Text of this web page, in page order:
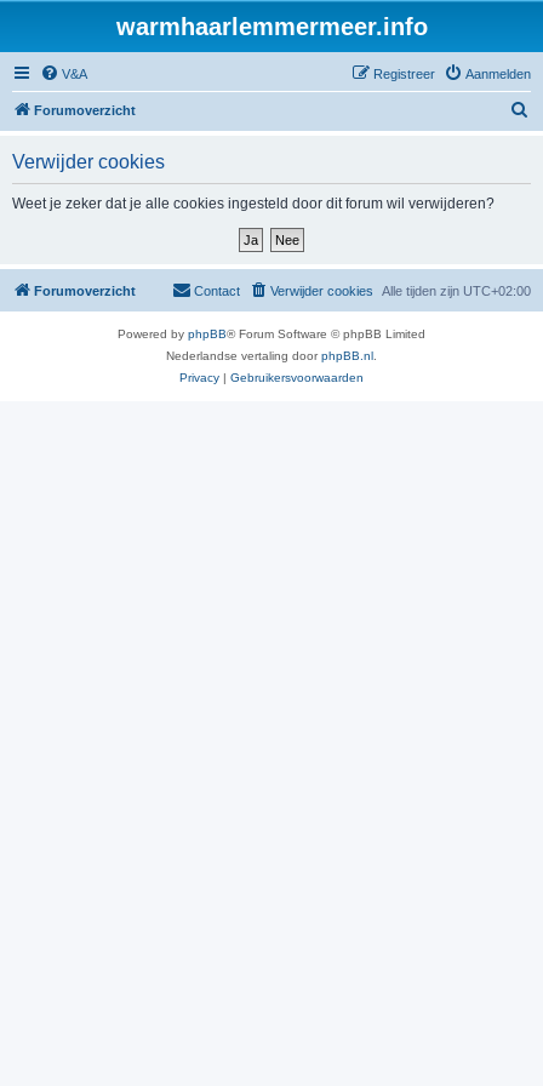
warmhaarlemmermeer.info
V&A Aanmelden
Registreer
Forumoverzicht
Verwijder cookies
Weet je zeker dat je alle cookies ingesteld door dit forum wil verwijderen?
Forumoverzicht Alle tijden zijn UTC+02:00
Verwijder cookies
Contact
Powered by phpBB® Forum Software © phpBB Limited
Nederlandse vertaling doorphpBB.nl
Privacy | Gebruikersvoorwaarden